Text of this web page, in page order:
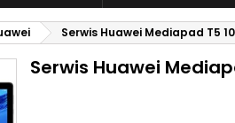
Serwis Huawei Mediapad T5
Serwis Huawei